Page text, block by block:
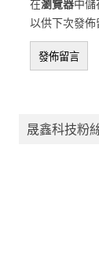
在瀏覽器中儲
以供下次發佈
晟鑫科技粉